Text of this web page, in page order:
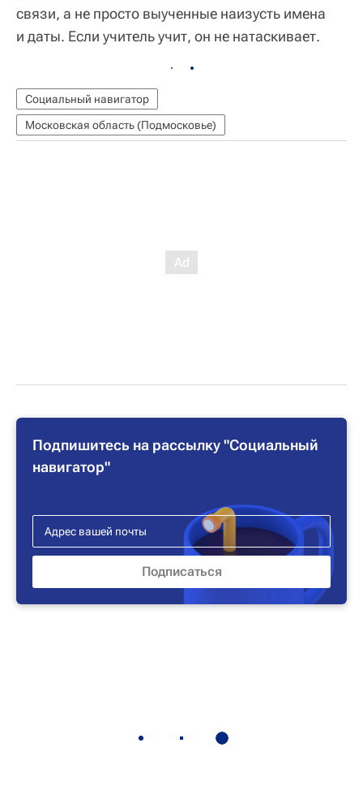
связи, а не просто выученные наизусть имена
и даты. Если учитель учит, он не натаскивает.
Социальный навигатор
Московская область (Подмосковье)
Подпишитесь на рассылку "Социальный
навигатор"